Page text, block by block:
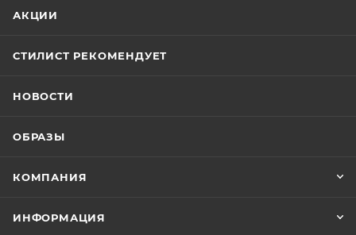
АКЦИИ
СТИЛИСТ РЕКОМЕНДУЕТ
НОВОСТИ
ОБРАЗЫ
КОМПАНИЯ
ИНФОРМАЦИЯ